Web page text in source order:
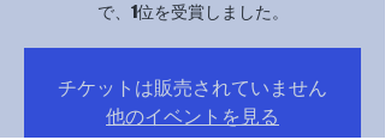
で、1位を受賞しました。
チケットは販売されていません
他のイベントを見る